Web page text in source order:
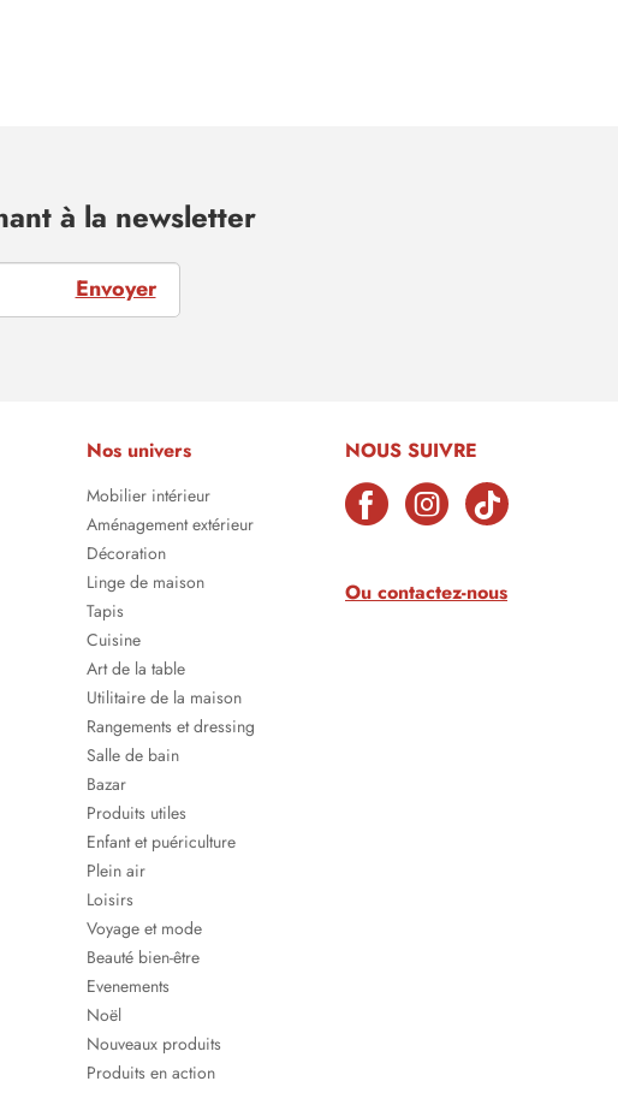
à la newsletter
Envoyer
Nos univers
Mobilier intérieur
Aménagement extérieur
Décoration
Linge de maison
Tapis
Cuisine
Art de la table
Utilitaire de la maison
Rangements et dressing
Salle de bain
Bazar
Produits utiles
Enfant et puériculture
Plein air
Loisirs
Voyage et mode
Beauté bien-être
Evenements
Noël
Nouveaux produits
Produits en action
NOUS SUIVRE
Ou contactez-nous